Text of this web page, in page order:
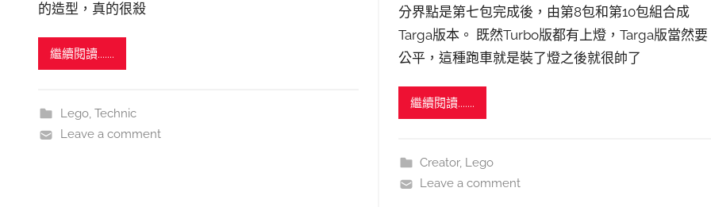
的造型，真的很殺
繼續閱讀.......
Lego, Technic
Leave a comment
分界點是第七包完成後，由第8包和第10包組合成
Targa版本。 既然Turbo版都有上燈，Targa版當然要
公平，這種跑車就是裝了燈之後就很帥了
繼續閱讀.......
Creator, Lego
Leave a comment